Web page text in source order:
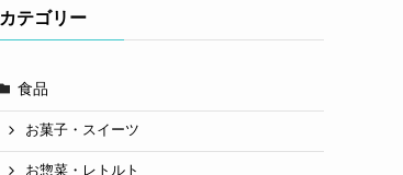
カテゴリー
食品
お菓子・スイーツ
お惣菜・レトルト